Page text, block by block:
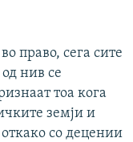
право, сега сите
нив се
тоа кога
земји и
со децении